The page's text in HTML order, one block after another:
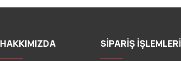
HAKKIMIZDA SİPARİŞ İŞLEMLERİ